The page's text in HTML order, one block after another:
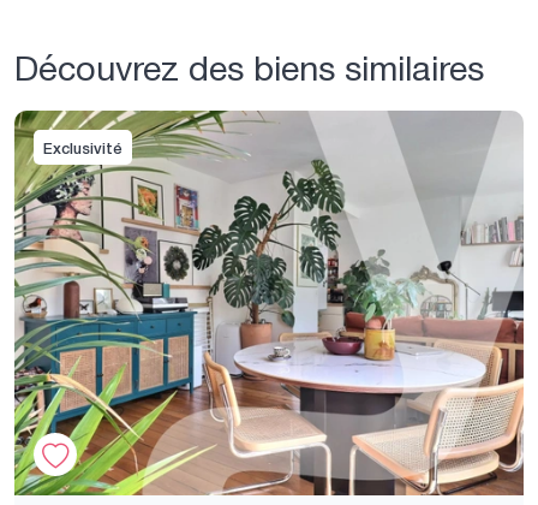
Découvrez des biens similaires
Exclusivité